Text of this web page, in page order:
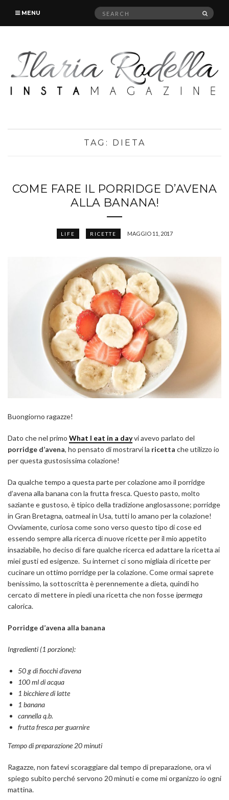
MENU
Search
TAG: DIETA
COME FARE IL PORRIDGE D’AVENA
ALLA BANANA!
LIFE RICETTE MAGGIO 11, 2017
Buongiorno ragazze!
Dato che nel primo What I eat in a dayvi avevo parlato del
porridge d’avena, ho pensato di mostrarvi la ricetta che utilizzo io
per questa gustosissima colazione!
Da qualche tempo a questa parte per colazione amo il porridge
d’avena alla banana con la frutta fresca. Questo pasto, molto
saziante e gustoso, è tipico della tradizione anglosassone; porridge
in Gran Bretagna, oatmeal in Usa, tutti lo amano per la colazione!
Ovviamente, curiosa come sono verso questo tipo di cose ed
essendo sempre alla ricerca di nuove ricette per il mio appetito
insaziabile, ho deciso di fare qualche ricerca ed adattare la ricetta ai
miei gusti ed esigenze. Su internet ci sono migliaia di ricette per
cucinare un ottimo porridge per la colazione. Come ormai saprete
benissimo, la sottoscritta è perennemente a dieta, quindi ho
cercato di mettere in piedi una ricetta che non fosseipermega
calorica.
Porridge d’avena alla banana
Ingredienti (1 porzione):
50 g di fiocchi d’avena
100 ml di acqua
1 bicchiere di latte
1 banana
cannella q.b.
frutta fresca per guarnire
Tempo di preparazione 20 minuti
Ragazze, non fatevi scoraggiare dal tempo di preparazione, ora vi
spiego subito perché servono 20 minuti e come mi organizzo io ogni
mattina.